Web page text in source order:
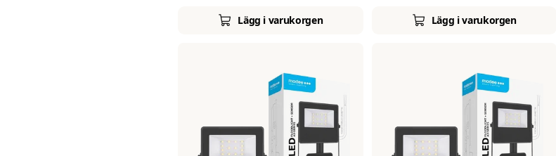
Behöver du några tips eller råd från Proffs?Lägg i varukorgen Lägg i varukorgen